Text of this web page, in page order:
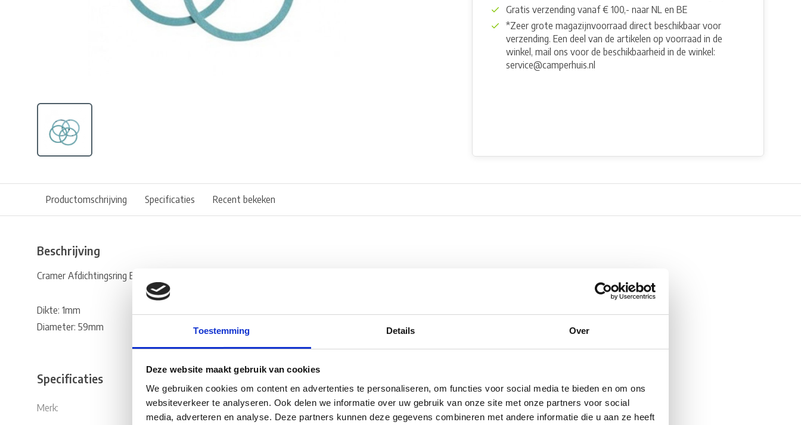
Toestemming Details Over
Deze website maakt gebruik van cookies
We gebruiken cookies om content en advertenties te personaliseren, om functies voor social media te bieden en om ons
websiteverkeer te analyseren. Ook delen we informatie over uw gebruik van onze site met onze partners voor social
media, adverteren en analyse. Deze partners kunnen deze gegevens combineren met andere informatie die u aan ze heeft
Gratis verzending vanaf € 100,- naar NL en BE
*Zeer grote magazijnvoorraad direct beschikbaar voor
verzending. Een deel van de artikelen op voorraad in de
winkel, mail ons voor de beschikbaarheid in de winkel:
service@camperhuis.nl
Productomschrijving Specificaties Recent bekeken
Beschrijving
Cramer Afdichtingsring EK 85 Cramer à 50 st.
Dikte: 1mm
Diameter: 59mm
Specificaties
Merk: Cramer